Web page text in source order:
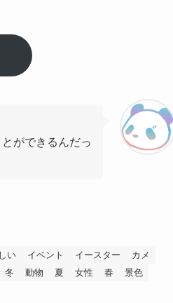
ができるんだっ
い イベント イースター
カメ
冬 動物 夏 女性 春
景色